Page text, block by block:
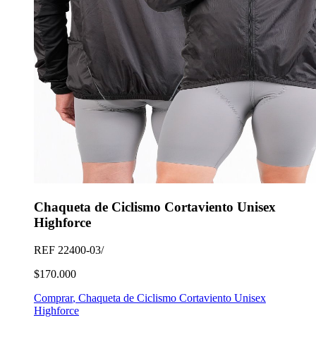
Chaqueta de Ciclismo Cortaviento Unisex
Highforce
REF 22400-03/
$170.000
Comprar, Chaqueta de Ciclismo Cortaviento Unisex
Highforce